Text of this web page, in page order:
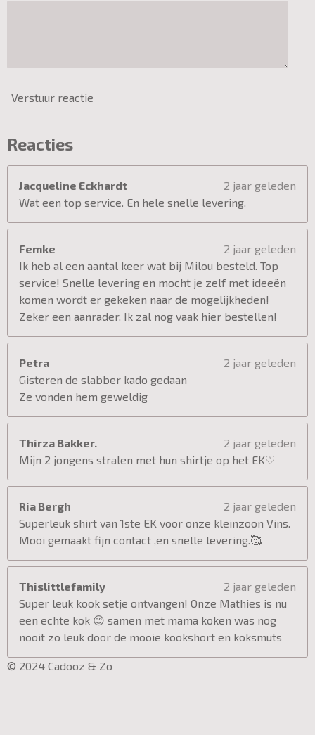
Verstuur reactie
Reacties
Jacqueline Eckhardt
2 jaar geleden
Wat een top service. En hele snelle levering.
Femke
2 jaar geleden
Ik heb al een aantal keer wat bij Milou besteld. Top
service! Snelle levering en mocht je zelf met ideeën
komen wordt er gekeken naar de mogelijkheden!
Zeker een aanrader. Ik zal nog vaak hier bestellen!
Petra
2 jaar geleden
Gisteren de slabber kado gedaan
Ze vonden hem geweldig
Thirza Bakker.
2 jaar geleden
Mijn 2 jongens stralen met hun shirtje op het EK♡
Ria Bergh
2 jaar geleden
Superleuk shirt van 1ste EK voor onze kleinzoon Vins.
Mooi gemaakt fijn contact ,en snelle levering.🥰
Thislittlefamily
2 jaar geleden
Super leuk kook setje ontvangen! Onze Mathies is nu
een echte kok 😊 samen met mama koken was nog
nooit zo leuk door de mooie kookshort en koksmuts
© 2024 Cadooz & Zo